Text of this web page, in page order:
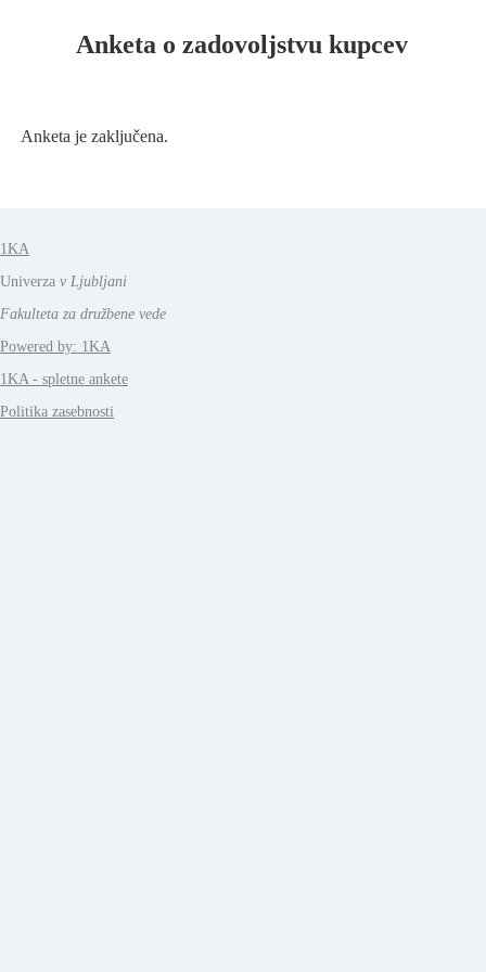
Anketa o zadovoljstvu kupcev
Anketa je zaključena.
1KA
Univerza v Ljubljani
Fakulteta za družbene vede
Powered by: 1KA
1KA - spletne ankete
Politika zasebnosti